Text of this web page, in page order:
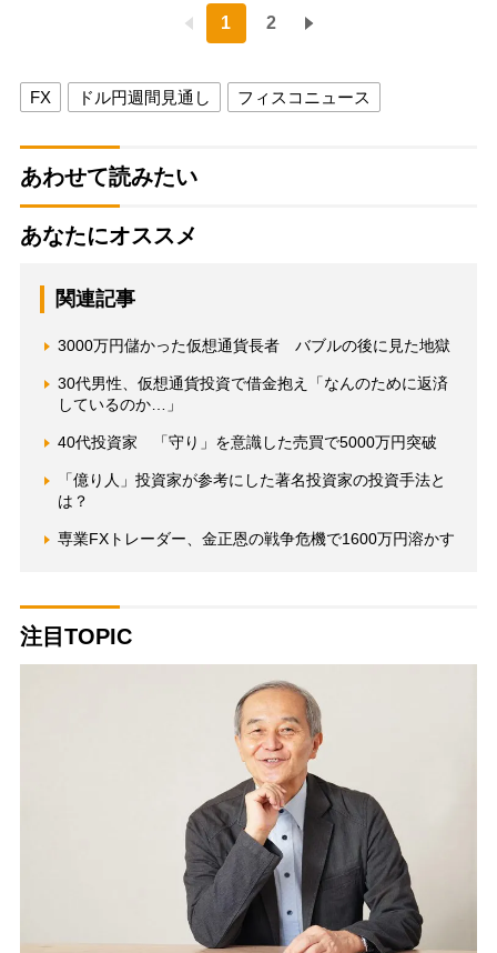
1 2
FX ドル円週間見通し フィスコニュース
あわせて読みたい
あなたにオススメ
関連記事
3000万円儲かった仮想通貨長者 バブルの後に見た地獄
30代男性、仮想通貨投資で借金抱え「なんのために返済
しているのか…」
40代投資家 「守り」を意識した売買で5000万円突破
「億り人」投資家が参考にした著名投資家の投資手法と
は？
専業FXトレーダー、金正恩の戦争危機で1600万円溶かす
注目TOPIC